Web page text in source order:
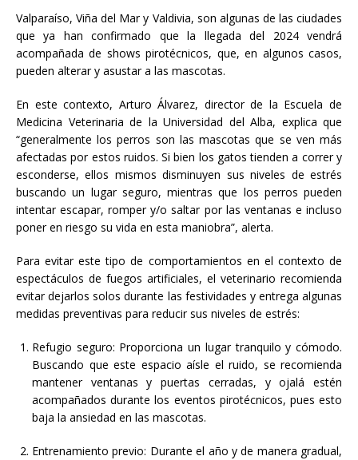
Valparaíso, Viña del Mar y Valdivia, son algunas de las ciudades
que ya han confirmado que la llegada del 2024 vendrá
acompañada de shows pirotécnicos, que, en algunos casos,
pueden alterar y asustar a las mascotas.
En este contexto, Arturo Álvarez, director de la Escuela de
Medicina Veterinaria de la Universidad del Alba, explica que
“generalmente los perros son las mascotas que se ven más
afectadas por estos ruidos. Si bien los gatos tienden a correr y
esconderse, ellos mismos disminuyen sus niveles de estrés
buscando un lugar seguro, mientras que los perros pueden
intentar escapar, romper y/o saltar por las ventanas e incluso
poner en riesgo su vida en esta maniobra”, alerta.
Para evitar este tipo de comportamientos en el contexto de
espectáculos de fuegos artificiales, el veterinario recomienda
evitar dejarlos solos durante las festividades y entrega algunas
medidas preventivas para reducir sus niveles de estrés:
Refugio seguro: Proporciona un lugar tranquilo y cómodo.
Buscando que este espacio aísle el ruido, se recomienda
mantener ventanas y puertas cerradas, y ojalá estén
acompañados durante los eventos pirotécnicos, pues esto
baja la ansiedad en las mascotas.
Entrenamiento previo: Durante el año y de manera gradual,